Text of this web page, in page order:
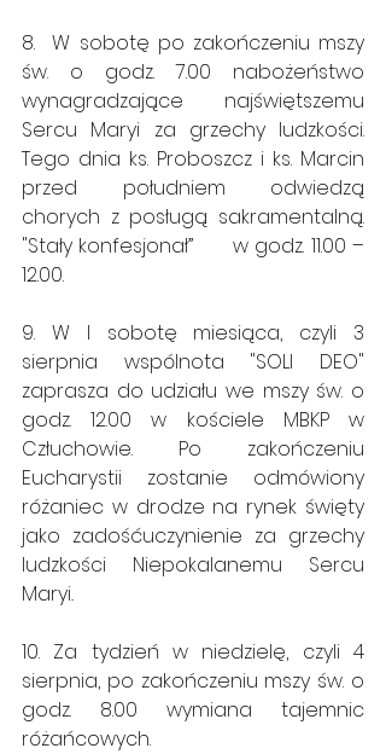
8.  W sobotę po zakończeniu mszy
św. o godz. 7.00 nabożeństwo
wynagradzające najświętszemu
Sercu Maryi za grzechy ludzkości.
Tego dnia ks. Proboszcz i ks. Marcin
przed południem odwiedzą
chorych z posługą sakramentalną.
"Stały konfesjonał”      w godz. 11.00 –
12.00.
9. W I sobotę miesiąca, czyli 3
sierpnia wspólnota "SOLI DEO"
zaprasza do udziału we mszy św. o
godz. 12.00 w kościele MBKP w
Człuchowie. Po zakończeniu
Eucharystii zostanie odmówiony
różaniec w drodze na rynek święty
jako zadośćuczynienie za grzechy
ludzkości Niepokalanemu Sercu
Maryi.
10. Za tydzień w niedzielę, czyli 4
sierpnia, po zakończeniu mszy św. o
godz. 8.00 wymiana tajemnic
różańcowych.